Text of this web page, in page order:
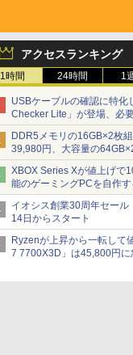
アクセスランキング
1時間 24時間 1
USBケーブルの確認に特化
Checker Lite」が登場、必
ンパクトに 7日発売
DDR5メモリの16GB×2枚
39,980円、大容量の
[8月前半のメモリ価格]
XBOX Series Xが値上げで
能のゲーミングPCを自作
【石田賀津男の『酒の肴に
イオシス創業30周年セー
14日からスタート
Ryzenが上昇から一転して
7 7700X3D」は45,800円に
7800X3D」との価格逆転解